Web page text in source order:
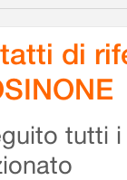
di
tutti